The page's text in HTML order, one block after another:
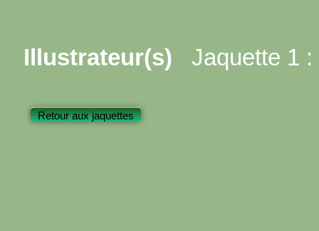
Illustrateur(s) Jaquette 1 :
Retour aux jaquettes